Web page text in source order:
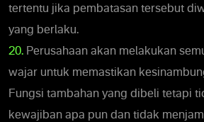
tertentu jika pembatasan tersebut
yang berlaku.
20. Perusahaan akan melakukan
wajar untuk memastikan
Fungsi tambahan yang dibeli tetapi
kewajiban apa pun dan tidak